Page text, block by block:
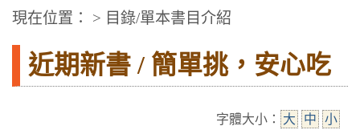
:::中央區塊
現在位置： > 目錄/單本書目介紹
近期新書 / 簡單挑，安心吃
字體大小： 大 中 小